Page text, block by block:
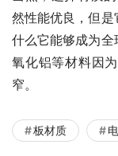
然性能优良，但
什么它能够成为全
氧化铝等材料因
窄。
板材质